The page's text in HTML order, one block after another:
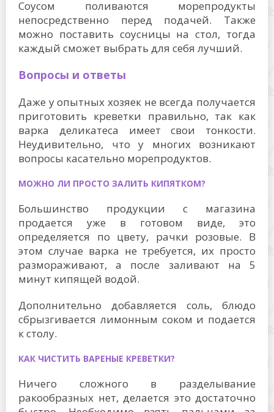
Соусом поливаются морепродукты
непосредственно перед подачей. Также
можно поставить соусницы на стол, тогда
каждый сможет выбрать для себя лучший.
Вопросы и ответы
Даже у опытных хозяек не всегда получается
приготовить креветки правильно, так как
варка деликатеса имеет свои тонкости.
Неудивительно, что у многих возникают
вопросы касательно морепродуктов.
МОЖНО ЛИ ПРОСТО ЗАЛИТЬ КИПЯТКОМ?
Большинство продукции с магазина
продается уже в готовом виде, это
определяется по цвету, рачки розовые. В
этом случае варка не требуется, их просто
размораживают, а после заливают на 5
минут кипящей водой.
Дополнительно добавляется соль, блюдо
сбрызгивается лимонным соком и подается
к столу.
КАК ЧИСТИТЬ ВАРЕНЫЕ КРЕВЕТКИ?
Ничего сложного в разделывание
ракообразных нет, делается это достаточно